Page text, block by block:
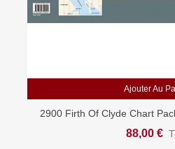
Ajouter Au
2900 Firth Of Clyde Chart
88,00 €